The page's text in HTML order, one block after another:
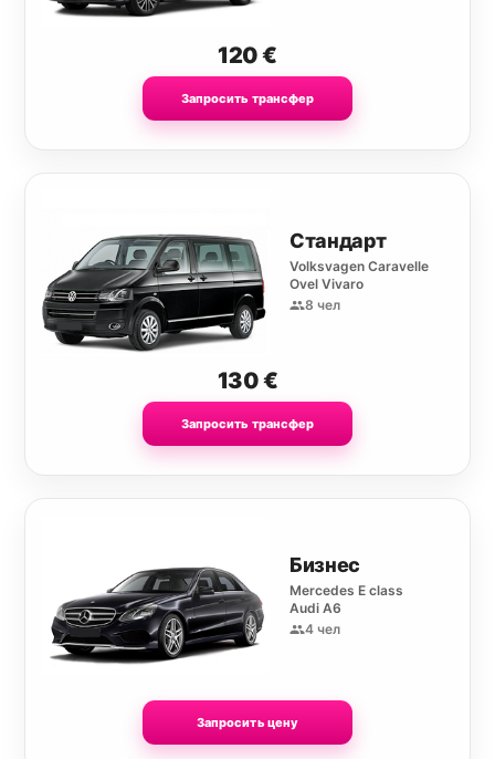
120€
Запросить трансфер
Стандарт
Volksvagen Caravelle
Ovel Vivaro
8 чел
130€
Запросить трансфер
Бизнес
Mercedes E class
Audi A6
4 чел
Запросить цену